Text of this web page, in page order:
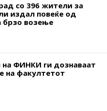
со 396 жители за
издал повеќе од
брзо возење
на ФИНКИ ги дознаваат
на факултетот